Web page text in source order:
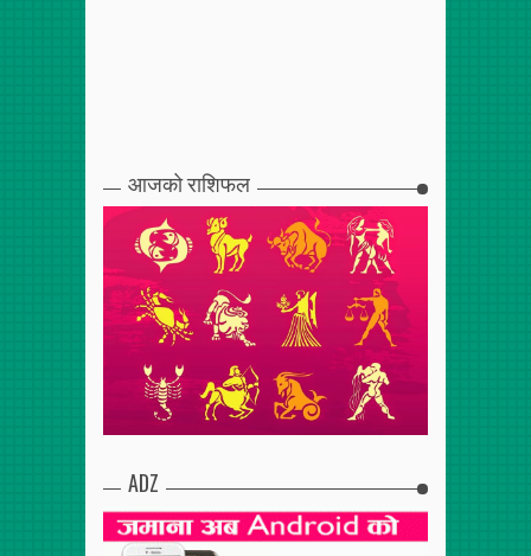
आजको राशिफल
ADZ